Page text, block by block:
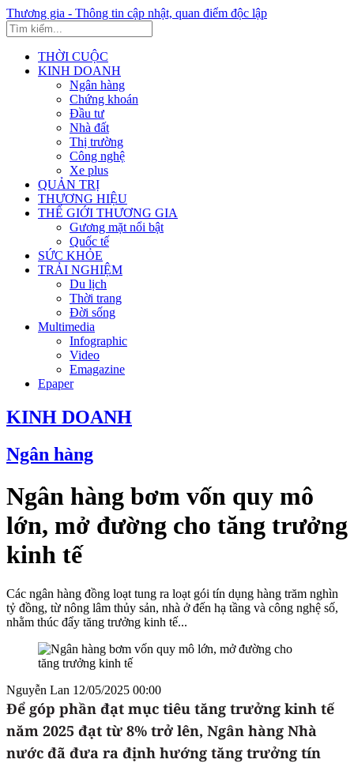
Thương gia - Thông tin cập nhật, quan điểm độc lập
THỜI CUỘC
KINH DOANH
Ngân hàng
Chứng khoán
Đầu tư
Nhà đất
Thị trường
Công nghệ
Xe plus
QUẢN TRỊ
THƯƠNG HIỆU
THẾ GIỚI THƯƠNG GIA
Gương mặt nổi bật
Quốc tế
SỨC KHỎE
TRẢI NGHIỆM
Du lịch
Thời trang
Đời sống
Multimedia
Infographic
Video
Emagazine
Epaper
KINH DOANH
Ngân hàng
Ngân hàng bơm vốn quy mô
lớn, mở đường cho tăng trưởng
kinh tế
Các ngân hàng đồng loạt tung ra loạt gói tín dụng hàng trăm nghìn
tỷ đồng, từ nông lâm thủy sản, nhà ở đến hạ tầng và công nghệ số,
nhằm thúc đẩy tăng trưởng kinh tế...
Nguyễn Lan 12/05/2025 00:00
Để góp phần đạt mục tiêu tăng trưởng kinh tế
năm 2025 đạt từ 8% trở lên, Ngân hàng Nhà
nước đã đưa ra định hướng tăng trưởng tín